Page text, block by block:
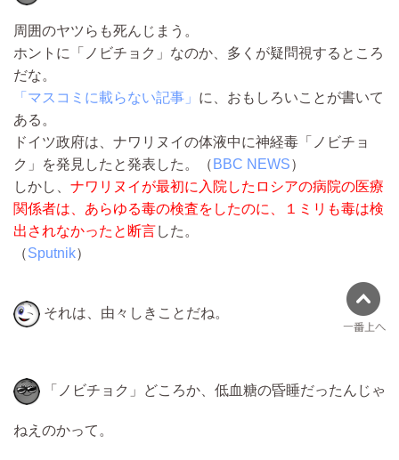
周囲のヤツらも死んじまう。
ホントに「ノビチョク」なのか、多くが疑問視するところ
だな。
「マスコミに載らない記事」 に、おもしろいことが書いて
ある。
ドイツ政府は、ナワリヌイの体液中に神経毒「ノビチョ
ク」を発見したと発表した。（ BBC NEWS）
しかし、 ナワリヌイが最初に入院したロシアの病院の医療
関係者は、あらゆる毒の検査をしたのに、１ミリも毒は検
出されなかったと断言した。
（Sputnik）
それは、由々しきことだね。
「ノビチョク」どころか、低血糖の昏睡だったんじゃ
ねえのかって。